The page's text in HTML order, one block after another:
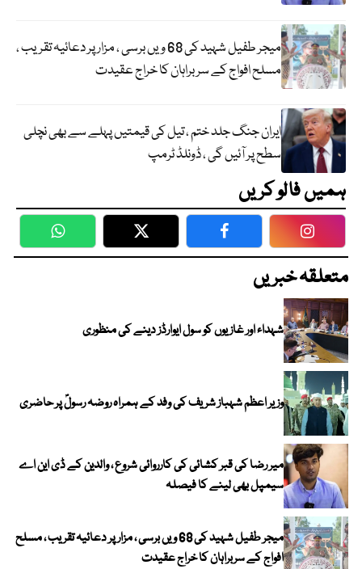
میجر طفیل شہید کی 68 ویں برسی ، مزار پر دعائیہ تقریب ،
مسلح افواج کے سربراہان کا خراج عقیدت
ایران جنگ جلد ختم ، تیل کی قیمتیں پہلے سے بھی نچلی
سطح پر آئیں گی ، ڈونلڈ ٹرمپ
ہمیں فالو کریں
WhatsApp Twitter Facebook
متعلقہ خبریں
شہداء اور غازیوں کو سول ایوارڈز دینے کی منظوری
وزیر اعظم شہباز شریف کی وفد کے ہمراہ روضہ رسولؐ پر حاضری
میر رضا کی قبر کشائی کی کارروائی شروع ، والدین کے ڈی این اے
سیمپل بھی لینے کا فیصلہ
میجر طفیل شہید کی 68 ویں برسی ، مزار پر دعائیہ تقریب ، مسلح
افواج کے سربراہان کا خراج عقیدت